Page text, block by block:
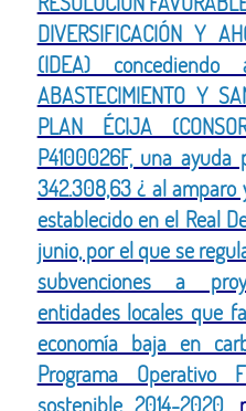
DIVERSIFICACIÓN Y
(IDEA) concediendo
ABASTECIMIENTO Y
PLAN ÉCIJA
P4100026F, una
342.308,63 ¿ al
establecido en el Real
junio, por el que se
subvenciones a
entidades locales que
economía baja en
Programa Operativo
sostenible 2014-2020,